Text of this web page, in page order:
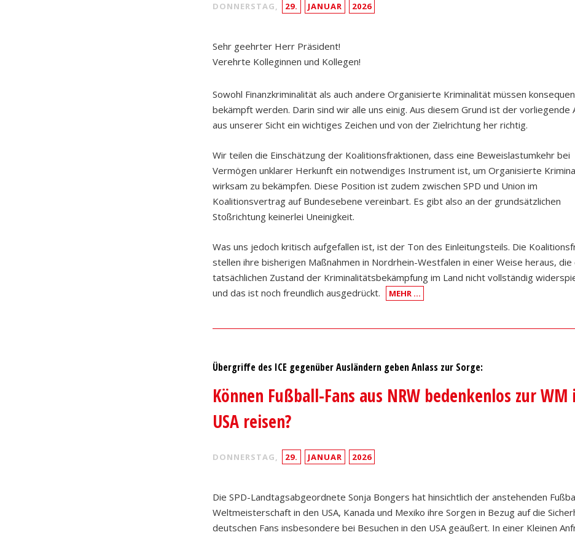
DONNERSTAG, 29. JANUAR 2026
Sehr geehrter Herr Präsident!
Verehrte Kolleginnen und Kollegen!
Sowohl Finanzkriminalität als auch andere Organisierte Kriminalität müssen
bekämpft werden. Darin sind wir alle uns einig. Aus diesem Grund ist der vorliegende
aus unserer Sicht ein wichtiges Zeichen und von der Zielrichtung her richtig.
Wir teilen die Einschätzung der Koalitionsfraktionen, dass eine Beweislastumkehr bei
Vermögen unklarer Herkunft ein notwendiges Instrument ist, um Organisierte
wirksam zu bekämpfen. Diese Position ist zudem zwischen SPD und Union im
Koalitionsvertrag auf Bundesebene vereinbart. Es gibt also an der grundsätzlichen
Stoßrichtung keinerlei Uneinigkeit.
Was uns jedoch kritisch aufgefallen ist, ist der Ton des Einleitungsteils. Die
stellen ihre bisherigen Maßnahmen in Nordrhein-Westfalen in einer Weise heraus, die
tatsächlichen Zustand der Kriminalitätsbekämpfung im Land nicht vollständig
und das ist noch freundlich ausgedrückt.
MEHR …
Übergriffe des ICE gegenüber Ausländern geben Anlass zur Sorge:
Können Fußball-Fans aus NRW bedenkenlos zur WM
USA reisen?
DONNERSTAG, 29. JANUAR 2026
Die SPD-Landtagsabgeordnete Sonja Bongers hat hinsichtlich der anstehenden
Weltmeisterschaft in den USA, Kanada und Mexiko ihre Sorgen in Bezug auf die
deutschen Fans insbesondere bei Besuchen in den USA geäußert. In einer Kleinen